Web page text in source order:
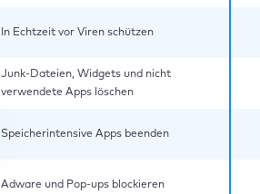
In Echtzeit vor Viren schützen
Junk-Dateien, Widgets und nicht
verwendete Apps löschen
Speicherintensive Apps beenden
Adware und Pop-ups blockieren